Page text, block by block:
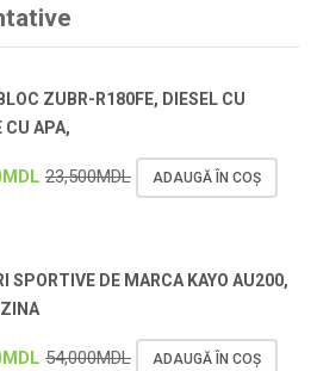
ZUBR-R180FE, DIESEL CU
CU APA,
MDL 23,500MDL ADAUGĂ ÎN COȘ
SPORTIVE DE MARCA KAYO AU200,
MDL 54,000MDL ADAUGĂ ÎN COȘ